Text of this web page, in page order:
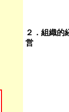
２．組織的
営